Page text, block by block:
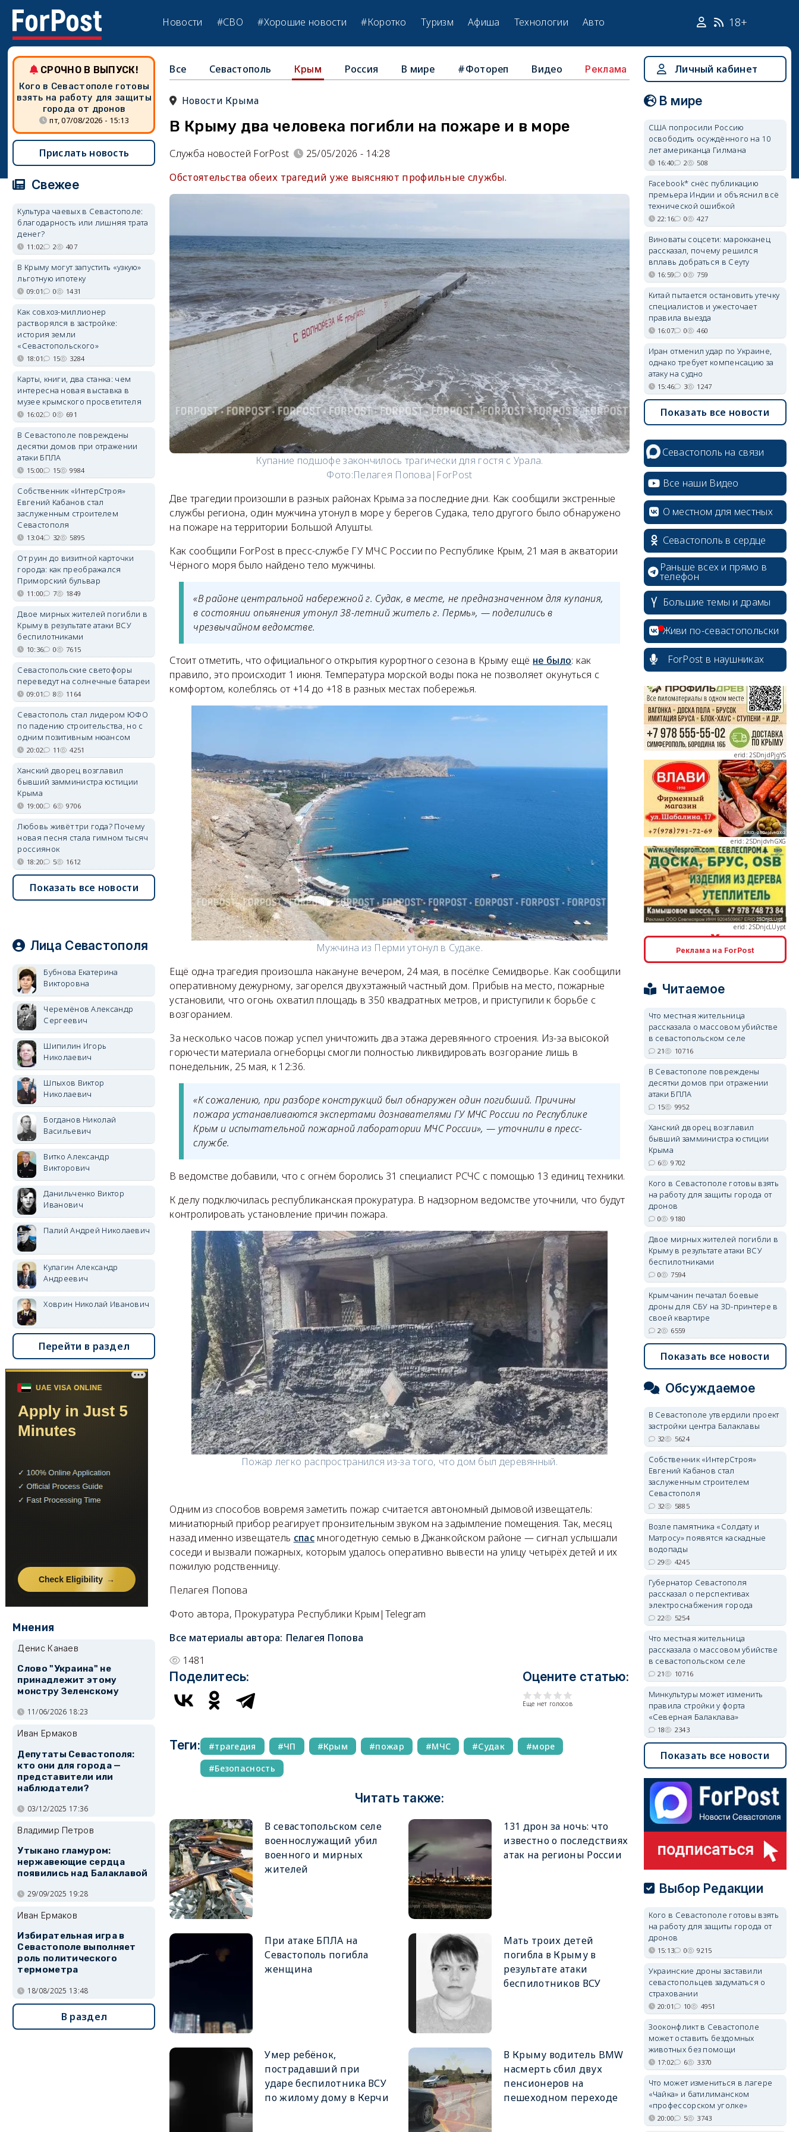
Новости #СВО #Хорошие новости #Коротко Туризм Афиша Технологии Авто 18+
Все Севастополь Крым Россия В мире #Фотореп Видео Реклама
Новости Крыма
В Крыму два человека погибли на пожаре и в море
Служба новостей ForPost
25/05/2026 - 14:28
Обстоятельства обеих трагедий уже выясняют профильные службы.
Купание подшофе закончилось трагически для гостя с Урала.
Фото:Пелагея Попова|ForPost
Две трагедии произошли в разных районах Крыма за последние дни. Как сообщили экстренные
службы региона, один мужчина утонул в море у берегов Судака, тело другого было обнаружено
на пожаре на территории Большой Алушты.
Как сообщили ForPost в пресс-службе ГУ МЧС России по Республике Крым, 21 мая в акватории
Чёрного моря было найдено тело мужчины.
«В районе центральной набережной г. Судак, в месте, не предназначенном для купания,
в состоянии опьянения утонул 38-летний житель г. Пермь», — поделились в
чрезвычайном ведомстве.
Стоит отметить, что официального открытия курортного сезона в Крыму ещё не было: как
правило, это происходит 1 июня. Температура морской воды пока не позволяет окунуться с
комфортом, колеблясь от +14 до +18 в разных местах побережья.
Мужчина из Перми утонул в Судаке.
Ещё одна трагедия произошла накануне вечером, 24 мая, в посёлке Семидворье. Как сообщили
оперативному дежурному, загорелся двухэтажный частный дом. Прибыв на место, пожарные
установили, что огонь охватил площадь в 350 квадратных метров, и приступили к борьбе с
возгоранием.
За несколько часов пожар успел уничтожить два этажа деревянного строения. Из-за высокой
горючести материала огнеборцы смогли полностью ликвидировать возгорание лишь в
понедельник, 25 мая, к 12:36.
«К сожалению, при разборе конструкций был обнаружен один погибший. Причины
пожара устанавливаются экспертами дознавателями ГУ МЧС России по Республике
Крым и испытательной пожарной лаборатории МЧС России», — уточнили в пресс-
службе.
В ведомстве добавили, что с огнём боролись 31 специалист РСЧС с помощью 13 единиц техники.
К делу подключилась республиканская прокуратура. В надзорном ведомстве уточнили, что будут
контролировать установление причин пожара.
Пожар легко распространился из-за того, что дом был деревянный.
Одним из способов вовремя заметить пожар считается автономный дымовой извещатель:
миниатюрный прибор реагирует пронзительным звуком на задымление помещения. Так, месяц
назад именно извещатель спасмногодетную семью в Джанкойском районе — сигнал услышали
соседи и вызвали пожарных, которым удалось оперативно вывести на улицу четырёх детей и их
пожилую родственницу.
Пелагея Попова
Фото автора, Прокуратура Республики Крым|Telegram
Все материалы автора: Пелагея Попова
1481
Поделитесь: Оцените статью:
Еще нет голосов
Теги: трагедия ЧП Крым пожар МЧС Судак
море
Безопасность
Читать также:
В севастопольском селе
военнослужащий убил
военного и мирных
жителей
131 дрон за ночь: что
известно о последствиях
атак на регионы России
При атаке БПЛА на
Севастополь погибла
женщина
Мать троих детей
погибла в Крыму в
результате атаки
беспилотников ВСУ
Умер ребёнок,
пострадавший при
ударе беспилотника ВСУ
по жилому дому в Керчи
В Крыму водитель BMW
насмерть сбил двух
пенсионеров на
пешеходном переходе
СРОЧНО В ВЫПУСК!
Кого в Севастополе готовы
взять на работу для защиты
города от дронов
пт, 07/08/2026 - 15:13
Прислать новость
Свежее
Культура чаевых в Севастополе:
благодарность или лишняя трата
денег?
11:02 2 407
В Крыму могут запустить «узкую»
льготную ипотеку
09:01 0 1431
Как совхоз-миллионер
растворялся в застройке:
история земли
«Севастопольского»
18:01 15 3284
Карты, книги, два станка: чем
интересна новая выставка в
музее крымского просветителя
16:02 0 691
В Севастополе повреждены
десятки домов при отражении
атаки БПЛА
15:00 15 9984
Собственник «ИнтерСтроя»
Евгений Кабанов стал
заслуженным строителем
Севастополя
13:04 32 5895
От руин до визитной карточки
города: как преображался
Приморский бульвар
11:00 7 1849
Двое мирных жителей погибли в
Крыму в результате атаки ВСУ
беспилотниками
10:36 0 7615
Севастопольские светофоры
переведут на солнечные батареи
09:01 8 1164
Севастополь стал лидером ЮФО
по падению строительства, но с
одним позитивным нюансом
20:02 11 4251
Ханский дворец возглавил
бывший замминистра юстиции
Крыма
19:00 6 9706
Любовь живёт три года? Почему
новая песня стала гимном тысяч
россиянок
18:20 5 1612
Показать все новости
Лица Севастополя
Бубнова Екатерина
Викторовна
Черемёнов Александр
Сергеевич
Шипилин Игорь
Николаевич
Шпыхов Виктор
Николаевич
Богданов Николай
Васильевич
Витко Александр
Викторович
Данильченко Виктор
Иванович
Палий Андрей Николаевич
Кулагин Александр
Андреевич
Ховрин Николай Иванович
Перейти в раздел
Мнения
Денис Канаев
Слово "Украина" не
принадлежит этому
монстру Зеленскому
11/06/2026 18:23
Иван Ермаков
Депутаты Севастополя:
кто они для города —
представители или
наблюдатели?
03/12/2025 17:36
Владимир Петров
Утыкано гламуром:
нержавеющие сердца
появились над Балаклавой
29/09/2025 19:28
Иван Ермаков
Избирательная игра в
Севастополе выполняет
роль политического
термометра
18/08/2025 13:48
В раздел
Личный кабинет
В мире
США попросили Россию
освободить осуждённого на 10
лет американца Гилмана
16:40 2 508
Facebook* снёс публикацию
премьера Индии и объяснил всё
технической ошибкой
22:16 0 427
Виноваты соцсети: марокканец
рассказал, почему решился
вплавь добраться в Сеуту
16:59 0 759
Китай пытается остановить утечку
специалистов и ужесточает
правила выезда
16:07 0 460
Иран отменил удар по Украине,
однако требует компенсацию за
атаку на судно
15:46 3 1247
Показать все новости
Севастополь на связи
Все наши Видео
О местном для местных
Севастополь в сердце
Раньше всех и прямо в
телефон
Большие темы и драмы
Живи по-севастопольски
ForPost в наушниках
erid: 2SDnjcrDNw6
erid: 2SDnjdPjgYS
erid: 2SDnjdvhGXG
erid: 2SDnjcLUypt
erid: 2SDnjcrDNw6
erid: 2SDnjdvhGXG
Реклама на ForPost
Читаемое
Что местная жительница
рассказала о массовом убийстве
в севастопольском селе
21 10716
В Севастополе повреждены
десятки домов при отражении
атаки БПЛА
15 9952
Ханский дворец возглавил
бывший замминистра юстиции
Крыма
6 9702
Кого в Севастополе готовы взять
на работу для защиты города от
дронов
0 9180
Двое мирных жителей погибли в
Крыму в результате атаки ВСУ
беспилотниками
0 7594
Крымчанин печатал боевые
дроны для СБУ на 3D-принтере в
своей квартире
2 6559
Показать все новости
Обсуждаемое
В Севастополе утвердили проект
застройки центра Балаклавы
32 5624
Собственник «ИнтерСтроя»
Евгений Кабанов стал
заслуженным строителем
Севастополя
32 5885
Возле памятника «Солдату и
Матросу» появятся каскадные
водопады
29 4245
Губернатор Севастополя
рассказал о перспективах
электроснабжения города
22 5254
Что местная жительница
рассказала о массовом убийстве
в севастопольском селе
21 10716
Минкультуры может изменить
правила стройки у форта
«Северная Балаклава»
18 2343
Показать все новости
Выбор Редакции
Кого в Севастополе готовы взять
на работу для защиты города от
дронов
15:13 0 9215
Украинские дроны заставили
севастопольцев задуматься о
страховании
20:01 10 4951
Зооконфликт в Севастополе
может оставить бездомных
животных без помощи
17:02 6 3370
Что может измениться в лагере
«Чайка» и батилиманском
«профессорском уголке»
20:00 5 3743